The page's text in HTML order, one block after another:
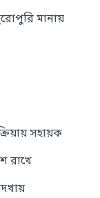
মানায়
সহায়ক
রাখে